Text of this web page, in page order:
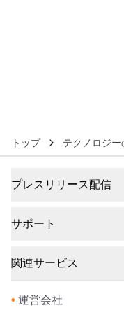
トップ テクノロジ
プレスリリース配信
サポート
関連サービス
• 運営会社